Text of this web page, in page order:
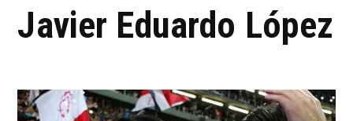
Javier Eduardo López